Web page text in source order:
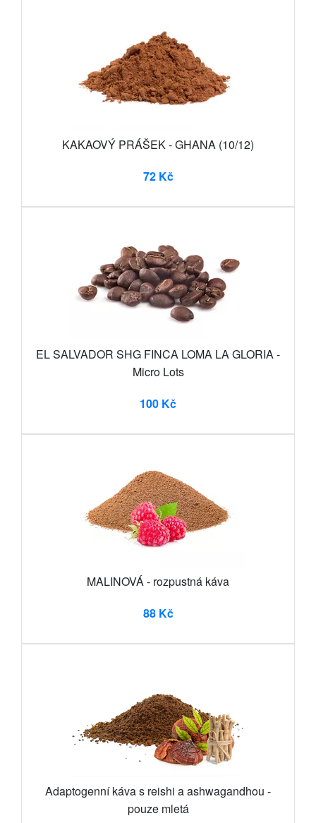
KAKAOVÝ PRÁŠEK - GHANA (10/12)
72 Kč
EL SALVADOR SHG FINCA LOMA LA GLORIA -
Micro Lots
100 Kč
MALINOVÁ - rozpustná káva
88 Kč
Adaptogenní káva s reishi a ashwagandhou -
pouze mletá